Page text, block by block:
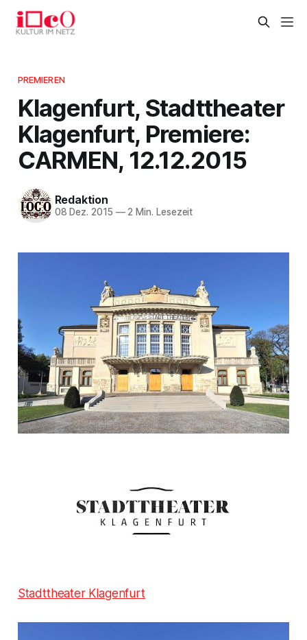
PREMIEREN
Klagenfurt, Stadttheater
Klagenfurt, Premiere:
CARMEN, 12.12.2015
Redaktion
08 Dez. 2015 —2 Min. Lesezeit
Stadttheater Klagenfurt